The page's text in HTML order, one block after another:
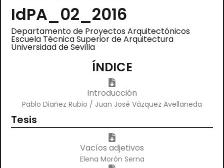
IdPA_02_2016
Departamento de Proyectos Arquitectónicos
Escuela Técnica Superior de Arquitectura
Universidad de Sevilla
ÍNDICE
Introducción
Pablo Diañez Rubio / Juan José Vázquez Avellaneda
Tesis
Vacíos adjetivos
Elena Morón Serna